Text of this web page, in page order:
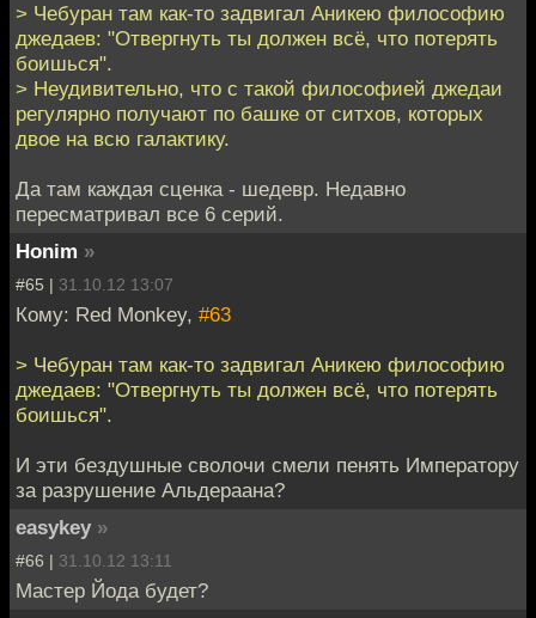
> Чебуран там как-то задвигал Аникею философию
джедаев: "Отвергнуть ты должен всё, что потерять
боишься".
> Неудивительно, что с такой философией джедаи
регулярно получают по башке от ситхов, которых
двое на всю галактику.
Да там каждая сценка - шедевр. Недавно
пересматривал все 6 серий.
Honim »
#65 | 31.10.12 13:07
Кому: Red Monkey, #63
> Чебуран там как-то задвигал Аникею философию
джедаев: "Отвергнуть ты должен всё, что потерять
боишься".
И эти бездушные сволочи смели пенять Императору
за разрушение Альдераана?
easykey »
#66 | 31.10.12 13:11
Мастер Йода будет?